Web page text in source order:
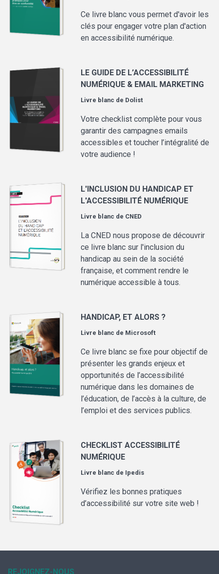
Ce livre blanc vous permet d'avoir les
clés pour engager votre plan d'action
en accessibilité numérique.
LE GUIDE DE L’ACCESSIBILITÉ
NUMÉRIQUE & EMAIL MARKETING
Livre blanc de Dolist
Votre checklist complète pour vous
garantir des campagnes emails
accessibles et toucher l’intégralité de
votre audience !
L'INCLUSION DU HANDICAP ET
L'ACCESSIBILITÉ NUMÉRIQUE
Livre blanc de CNED
La CNED nous propose de découvrir
ce livre blanc sur l'inclusion du
handicap au sein de la société
française, et comment rendre le
numérique accessible à tous.
HANDICAP, ET ALORS ?
Livre blanc de Microsoft
Ce livre blanc se fixe pour objectif de
présenter les grands enjeux et
opportunités de l’accessibilité
numérique dans les domaines de
l’éducation, de l’accès à la culture, de
l’emploi et des services publics.
CHECKLIST ACCESSIBILITÉ
NUMÉRIQUE
Livre blanc de Ipedis
Vérifiez les bonnes pratiques
d’accessibilité sur votre site web !
REJOIGNEZ-NOUS